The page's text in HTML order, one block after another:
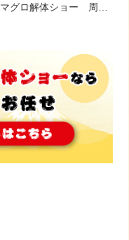
マグロ解体ショー 周年